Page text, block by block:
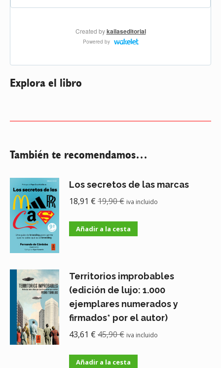
Explora el libro
También te recomendamos…
Los secretos de las marcas
18,91 € 19,90€ iva incluido
Añadir a la cesta
Territorios improbables
(edición de lujo: 1.000
ejemplares numerados y
firmados* por el autor)
43,61 € 45,90€ iva incluido
Añadir a la cesta